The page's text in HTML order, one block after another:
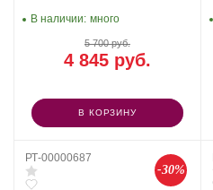
4 845 руб.
5 700 руб.
В наличии: много
В КОРЗИНУ
РТ-00000687
-30%